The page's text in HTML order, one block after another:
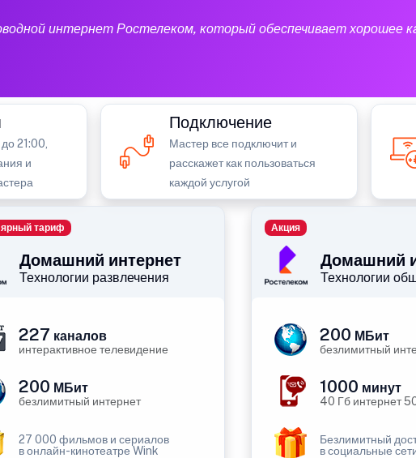
интернет Ростелеком, который обеспечивает хорошее
21:00,
и
Подключение
Мастер все подключит и
расскажет как пользоваться
каждой услугой
Домашний интернет
Технологии развлечения
тариф
227 каналов
интерактивное телевидение
200 МБит
безлимитный интернет
27 000 фильмов и сериалов
в онлайн-кинотеатре Wink
Домашний
Технологии
Акция
200 МБит
безлимитный
1000 минут
40 Гб интернет
Безлимитный
в социальные